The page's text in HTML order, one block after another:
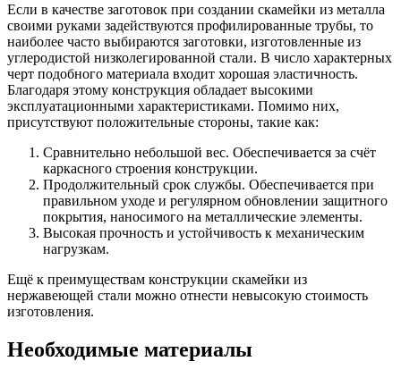
Если в качестве заготовок при создании скамейки из металла
своими руками задействуются профилированные трубы, то
наиболее часто выбираются заготовки, изготовленные из
углеродистой низколегированной стали. В число характерных
черт подобного материала входит хорошая эластичность.
Благодаря этому конструкция обладает высокими
эксплуатационными характеристиками. Помимо них,
присутствуют положительные стороны, такие как:
Сравнительно небольшой вес. Обеспечивается за счёт
каркасного строения конструкции.
Продолжительный срок службы. Обеспечивается при
правильном уходе и регулярном обновлении защитного
покрытия, наносимого на металлические элементы.
Высокая прочность и устойчивость к механическим
нагрузкам.
Ещё к преимуществам конструкции скамейки из
нержавеющей стали можно отнести невысокую стоимость
изготовления.
Необходимые материалы